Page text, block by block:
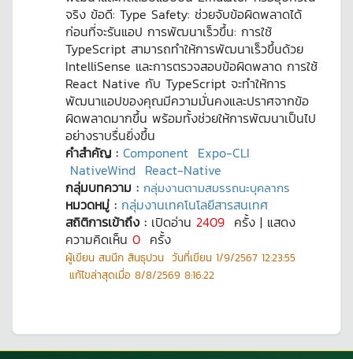
จริง ข้อดี: Type Safety: ช่วยจับข้อผิดพลาดได้
ก่อนที่จะรันแอป การพัฒนาเร็วขึ้น: การใช้
TypeScript สามารถทำให้การพัฒนาเร็วขึ้นด้วย
IntelliSense และการตรวจสอบข้อผิดพลาด การใช้
React Native กับ TypeScript จะทำให้การ
พัฒนาแอปของคุณมีความมั่นคงและปราศจากข้อ
ผิดพลาดมากขึ้น พร้อมทั้งช่วยให้การพัฒนาเป็นไป
อย่างราบรื่นยิ่งขึ้น
คำสำคัญ : Component Expo-CLI
NativeWind React-Native
กลุ่มบทความ : กลุ่มงานตามสมรรถนะบุคลากร
หมวดหมู่ : กลุ่มงานเทคโนโลยีสารสนเทศ
สถิติการเข้าถึง : เปิดอ่าน 2409 ครั้ง | แสดง
ความคิดเห็น 0 ครั้ง
ผู้เขียน สมนึก สินธุปวน วันที่เขียน 1/9/2567 12:23:55
แก้ไขล่าสุดเมื่อ 8/8/2569 8:16:22